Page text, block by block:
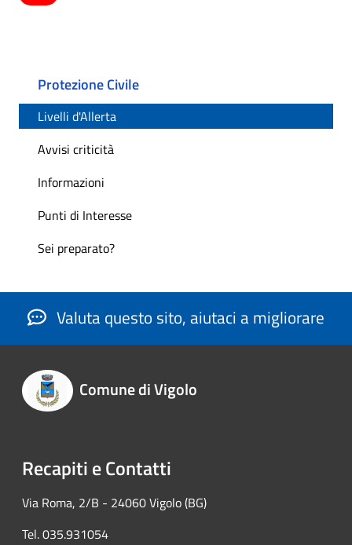
Protezione Civile
Livelli d'Allerta
Avvisi criticità
Informazioni
Punti di Interesse
Sei preparato?
Valuta questo sito, aiutaci a migliorare
Comune di Vigolo
Recapiti e Contatti
Via Roma, 2/B - 24060 Vigolo (BG)
Tel. 035.931054